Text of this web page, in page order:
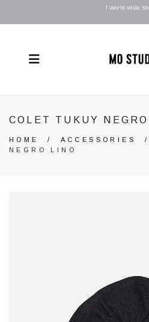
l World Wide
COLET TUKUY
HOME / ACCESSORIES
NEGRO LINO